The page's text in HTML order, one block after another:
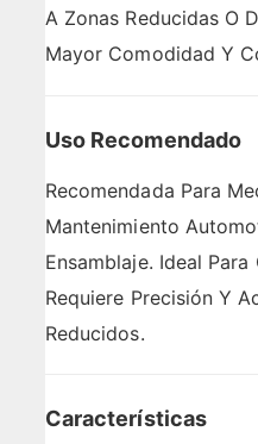
A Zonas Reducidas O
Mayor Comodidad Y
Uso Recomendado
Recomendada Para
Mantenimiento
Ensamblaje. Ideal
Requiere Precisión Y
Reducidos.
Características